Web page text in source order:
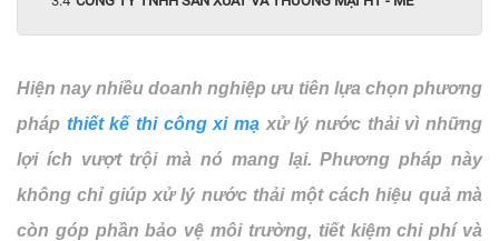
Hiện nay nhiều doanh nghiệp ưu tiên lựa chọn phương
pháp thiết kế thi công xi mạ xử lý nước thải vì những
lợi ích vượt trội mà nó mang lại. Phương pháp này
không chỉ giúp xử lý nước thải một cách hiệu quả mà
còn góp phần bảo vệ môi trường, tiết kiệm chi phí và